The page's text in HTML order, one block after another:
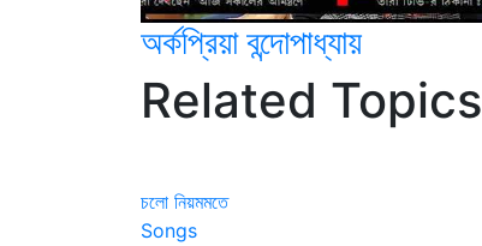
অর্কপ্রিয়া বন্দোপাধ্যায়
Related Topics
চলো নিয়মমতে
Songs